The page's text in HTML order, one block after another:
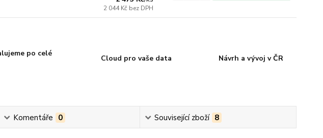
2 044 Kč bez DPH
po celé
Cloud pro vaše data Návrh a vývoj v ČR
Komentáře 0 Související zboží 8